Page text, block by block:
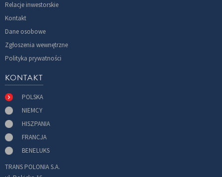
Relacje inwestorskie
Kontakt
Dane osobowe
Zgłoszenia wewnętrzne
Polityka prywatności
KONTAKT
POLSKA
NIEMCY
HISZPANIA
FRANCJA
BENELUKS
TRANS POLONIA S.A.